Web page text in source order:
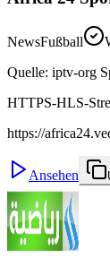
NewsFußball
Quelle: iptv-org
HTTPS-HLS-
https://
Ansehen